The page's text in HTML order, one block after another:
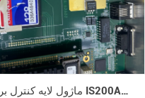
ماژول لایه کنترل برنامه IS200ACLEH1A